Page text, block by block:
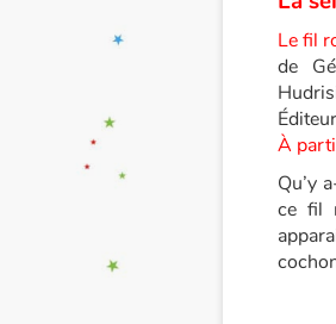
Le fil
de
À
Qu’y
ce fil